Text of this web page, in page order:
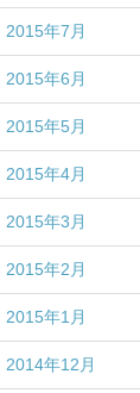
2015年7月
2015年6月
2015年5月
2015年4月
2015年3月
2015年2月
2015年1月
2014年12月